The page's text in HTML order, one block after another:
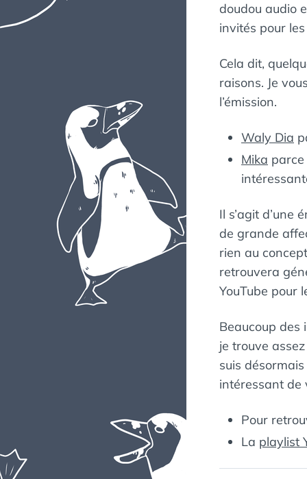
doudou audio
invités pour
Cela dit,
raisons. Je
l’émission.
Waly Dia
Mika
Il s’agit d’une
de grande
rien au
retrouvera
YouTube pour
Beaucoup des
je trouve
suis
intéressant de
Pour
La playlist